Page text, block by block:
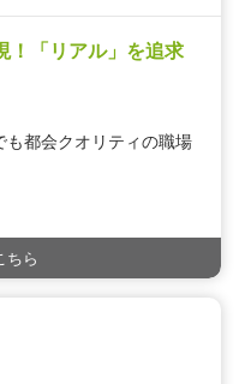
！「リアル」を追求
都会クオリティの職場
ちら